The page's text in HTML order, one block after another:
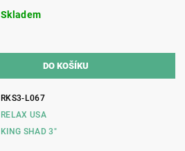
Skladem
RKS3-L067
RELAX USA
KING SHAD 3"